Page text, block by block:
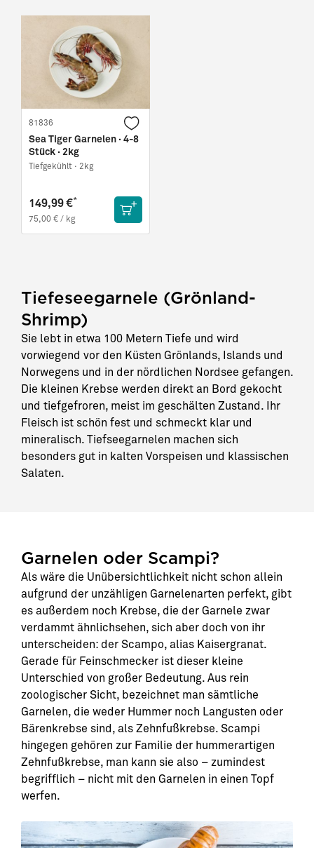
81836
Sea Tiger Garnelen · 4-8
Stück · 2kg
Tiefgekühlt · 2kg
149,99 €*
75,00 € / kg
Tiefeseegarnele (Grönland-
Shrimp)
Sie lebt in etwa 100 Metern Tiefe und wird
vorwiegend vor den Küsten Grönlands, Islands und
Norwegens und in der nördlichen Nordsee gefangen.
Die kleinen Krebse werden direkt an Bord gekocht
und tiefgefroren, meist im geschälten Zustand. Ihr
Fleisch ist schön fest und schmeckt klar und
mineralisch. Tiefseegarnelen machen sich
besonders gut in kalten Vorspeisen und klassischen
Salaten.
Garnelen oder Scampi?
Als wäre die Unübersichtlichkeit nicht schon allein
aufgrund der unzähligen Garnelenarten perfekt, gibt
es außerdem noch Krebse, die der Garnele zwar
verdammt ähnlichsehen, sich aber doch von ihr
unterscheiden: der Scampo, alias Kaisergranat.
Gerade für Feinschmecker ist dieser kleine
Unterschied von großer Bedeutung. Aus rein
zoologischer Sicht, bezeichnet man sämtliche
Garnelen, die weder Hummer noch Langusten oder
Bärenkrebse sind, als Zehnfußkrebse. Scampi
hingegen gehören zur Familie der hummerartigen
Zehnfußkrebse, man kann sie also – zumindest
begrifflich – nicht mit den Garnelen in einen Topf
werfen.